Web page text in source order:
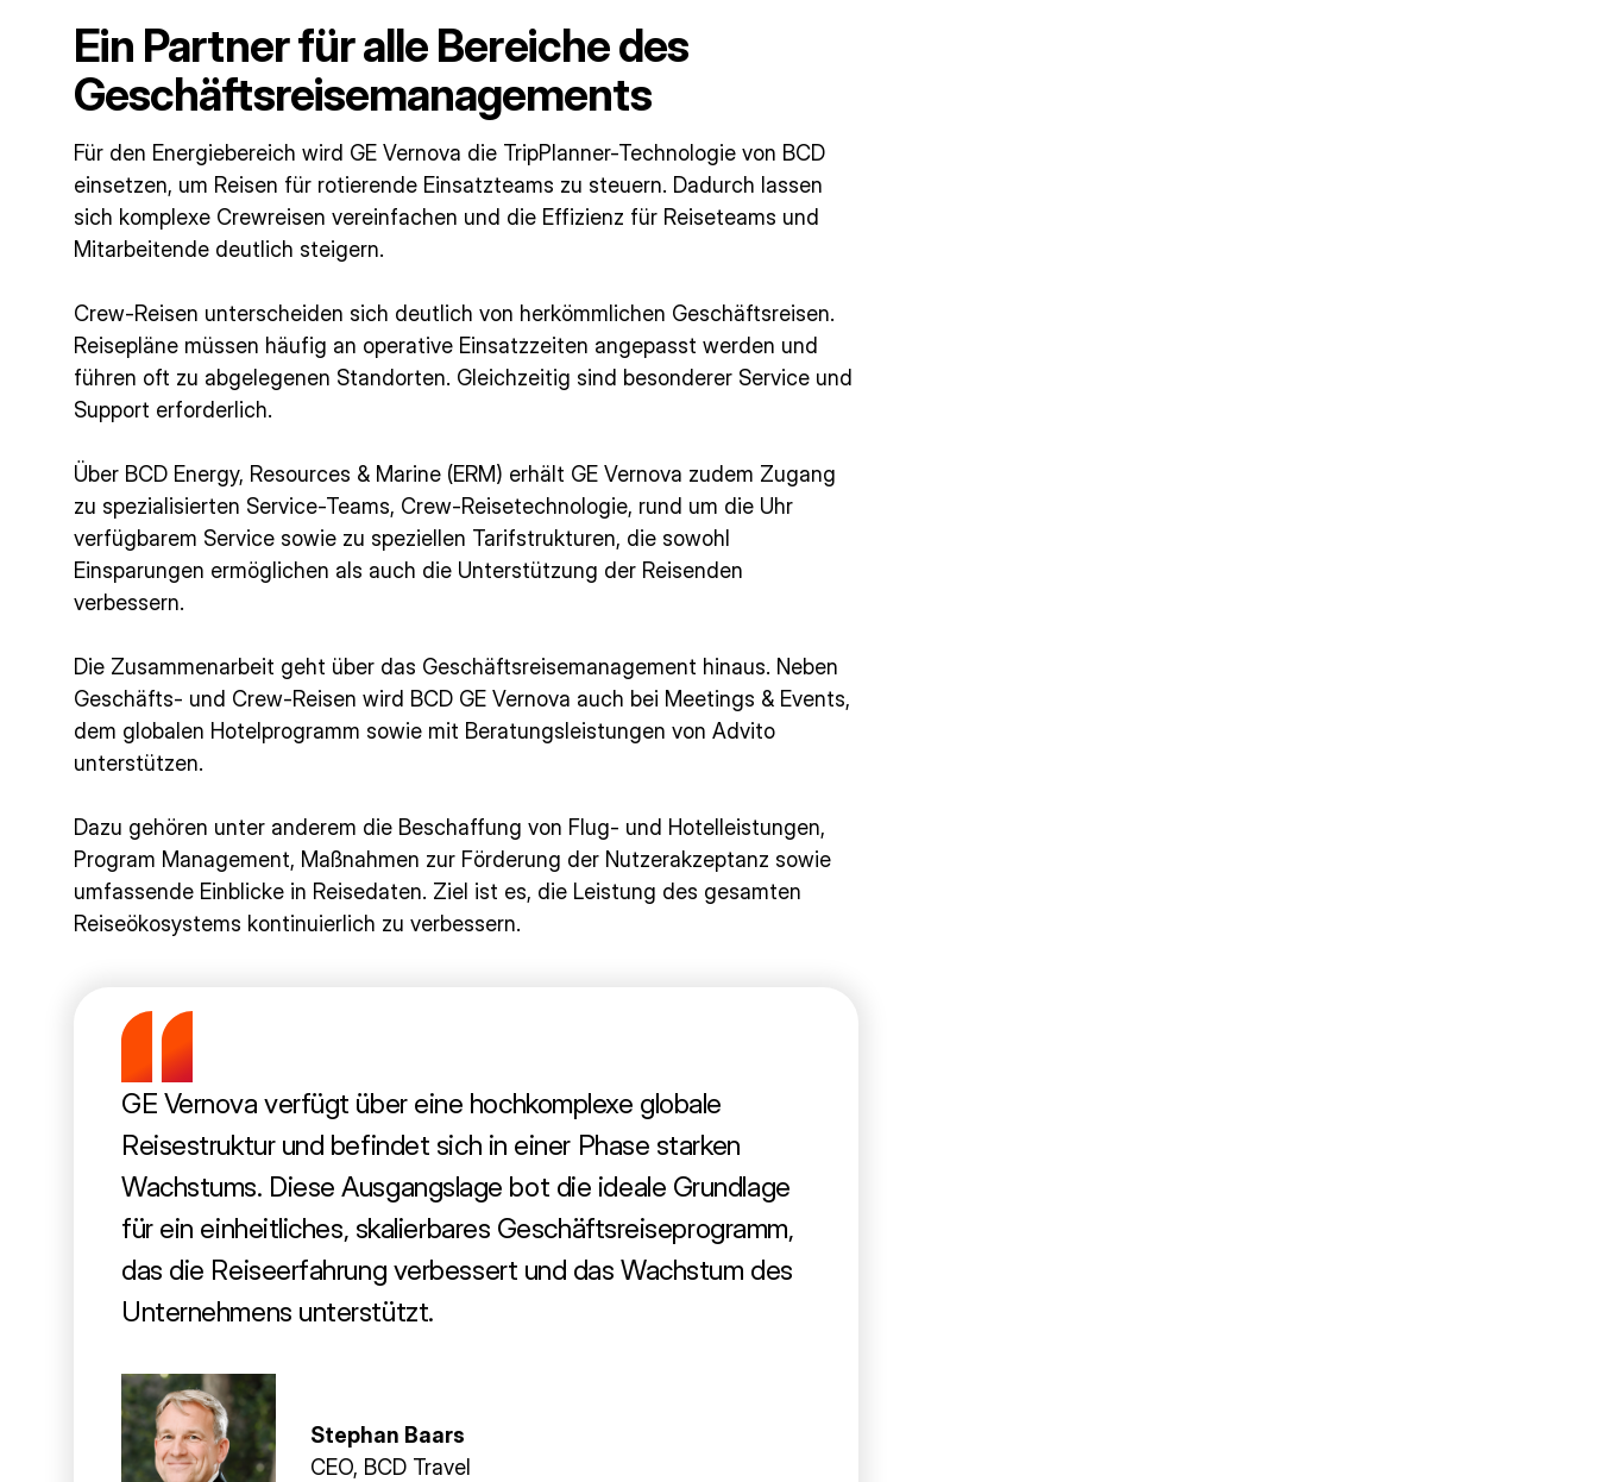
Ein Partner für alle Bereiche des
Geschäftsreisemanagements
Für den Energiebereich wird GE Vernova die TripPlanner-Technologie von BCD
einsetzen, um Reisen für rotierende Einsatzteams zu steuern. Dadurch lassen
sich komplexe Crewreisen vereinfachen und die Effizienz für Reiseteams und
Mitarbeitende deutlich steigern.
Crew-Reisen unterscheiden sich deutlich von herkömmlichen Geschäftsreisen.
Reisepläne müssen häufig an operative Einsatzzeiten angepasst werden und
führen oft zu abgelegenen Standorten. Gleichzeitig sind besonderer Service und
Support erforderlich.
Über BCD Energy, Resources & Marine (ERM) erhält GE Vernova zudem Zugang
zu spezialisierten Service-Teams, Crew-Reisetechnologie, rund um die Uhr
verfügbarem Service sowie zu speziellen Tarifstrukturen, die sowohl
Einsparungen ermöglichen als auch die Unterstützung der Reisenden
verbessern.
Die Zusammenarbeit geht über das Geschäftsreisemanagement hinaus. Neben
Geschäfts- und Crew-Reisen wird BCD GE Vernova auch bei Meetings & Events,
dem globalen Hotelprogramm sowie mit Beratungsleistungen von Advito
unterstützen.
Dazu gehören unter anderem die Beschaffung von Flug- und Hotelleistungen,
Program Management, Maßnahmen zur Förderung der Nutzerakzeptanz sowie
umfassende Einblicke in Reisedaten. Ziel ist es, die Leistung des gesamten
Reiseökosystems kontinuierlich zu verbessern.
GE Vernova verfügt über eine hochkomplexe globale
Reisestruktur und befindet sich in einer Phase starken
Wachstums. Diese Ausgangslage bot die ideale Grundlage
für ein einheitliches, skalierbares Geschäftsreiseprogramm,
das die Reiseerfahrung verbessert und das Wachstum des
Unternehmens unterstützt.
Stephan Baars
CEO, BCD Travel